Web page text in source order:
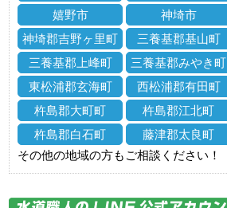
嬉野市
神埼市
神埼郡吉野ヶ里町
三養基郡基山町
三養基郡上峰町
三養基郡みやき町
東松浦郡玄海町
西松浦郡有田町
杵島郡大町町
杵島郡江北町
杵島郡白石町
藤津郡太良町
その他の地域の方もご相談ください！